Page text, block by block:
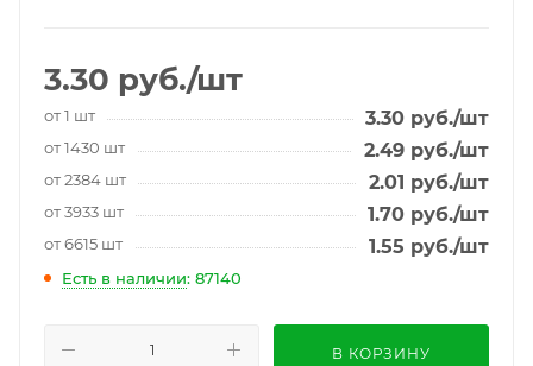
3.30 руб./шт
от 1 шт 3.30 руб./шт
от 1430 шт 2.49 руб./шт
от 2384 шт 2.01 руб./шт
от 3933 шт 1.70 руб./шт
от 6615 шт 1.55 руб./шт
Есть в наличии: 87140
В КОРЗИНУ